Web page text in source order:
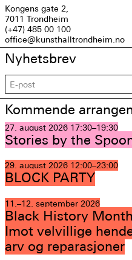
Kongens gate 2,
7011 Trondheim
(+47) 485 00 100
office@kunsthalltrondheim.no
Nyhetsbrev
Kommende
27. august 2026 17:30–19:30
Stories by the
29. august 2026 12:00–23:00
BLOCK PARTY
11.–12. september 2026
Black History
Imot velvillige
arv og reparasjoner